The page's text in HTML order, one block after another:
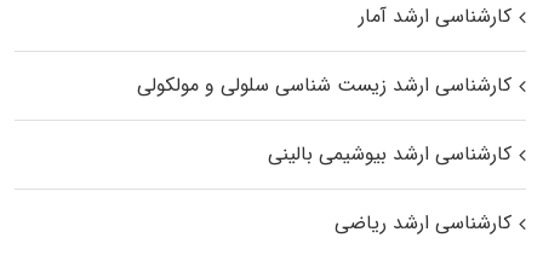
کارشناسی ارشد آمار
کارشناسی ارشد زیست شناسی سلولی و مولکولی
کارشناسی ارشد بیوشیمی بالینی
کارشناسی ارشد ریاضی